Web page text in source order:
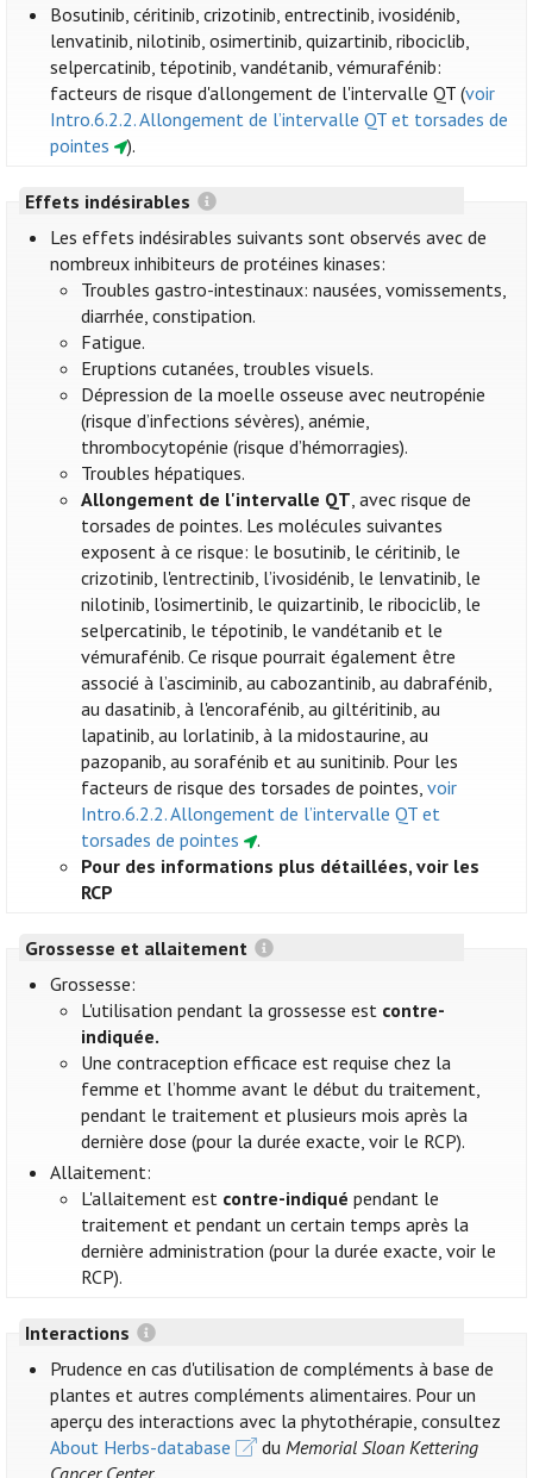
Bosutinib, céritinib, crizotinib, entrectinib, ivosidénib,
lenvatinib, nilotinib, osimertinib, quizartinib, ribociclib,
selpercatinib, tépotinib, vandétanib, vémurafénib:
facteurs de risque d'allongement de l'intervalle QT (voir
Intro.6.2.2. Allongement de l’intervalle QT et torsades de
pointes
).
Effets indésirables
Les effets indésirables suivants sont observés avec de
nombreux inhibiteurs de protéines kinases:
Troubles gastro-intestinaux: nausées, vomissements,
diarrhée, constipation.
Fatigue.
Eruptions cutanées, troubles visuels.
Dépression de la moelle osseuse avec neutropénie
(risque d’infections sévères), anémie,
thrombocytopénie (risque d’hémorragies).
Troubles hépatiques.
Allongement de l'intervalle QT, avec risque de
torsades de pointes. Les molécules suivantes
exposent à ce risque: le bosutinib, le céritinib, le
crizotinib, l'entrectinib, l’ivosidénib, le lenvatinib, le
nilotinib, l'osimertinib, le quizartinib, le ribociclib, le
selpercatinib, le tépotinib, le vandétanib et le
vémurafénib. Ce risque pourrait également être
associé à l’asciminib, au cabozantinib, au dabrafénib,
au dasatinib, à l'encorafénib, au giltéritinib, au
lapatinib, au lorlatinib, à la midostaurine, au
pazopanib, au sorafénib et au sunitinib. Pour les
facteurs de risque des torsades de pointes,voir
Intro.6.2.2. Allongement de l’intervalle QT et
torsades de pointes
.
Pour des informations plus détaillées, voir les
RCP
Grossesse et allaitement
Grossesse:
L'utilisation pendant la grossesse est contre-
indiquée.
Une contraception efficace est requise chez la
femme et l’homme avant le début du traitement,
pendant le traitement et plusieurs mois après la
dernière dose (pour la durée exacte, voir le RCP).
Allaitement:
L'allaitement est contre-indiqué pendant le
traitement et pendant un certain temps après la
dernière administration (pour la durée exacte, voir le
RCP).
Interactions
Prudence en cas d'utilisation de compléments à base de
plantes et autres compléments alimentaires. Pour un
aperçu des interactions avec la phytothérapie, consultez
About Herbs-database
duMemorial Sloan Kettering